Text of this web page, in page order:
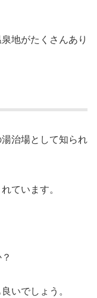
地がたくさんあり
治場として知られ
ています。
いでしょう。